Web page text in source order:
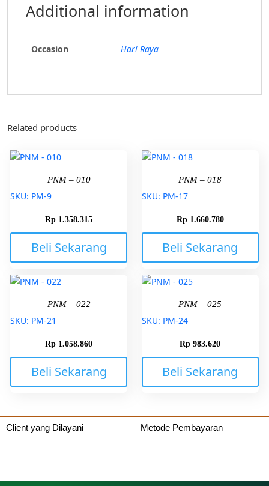
Additional information
Occasion Hari Raya
Related products
PNM – 010
SKU: PM-9
Rp 1.358.315
Beli Sekarang
PNM – 018
SKU: PM-17
Rp1.660.780
Beli Sekarang
PNM – 022
SKU: PM-21
Rp 1.058.860
Beli Sekarang
PNM – 025
SKU: PM-24
Rp 983.620
Beli Sekarang
Client yang Dilayani Metode Pembayaran